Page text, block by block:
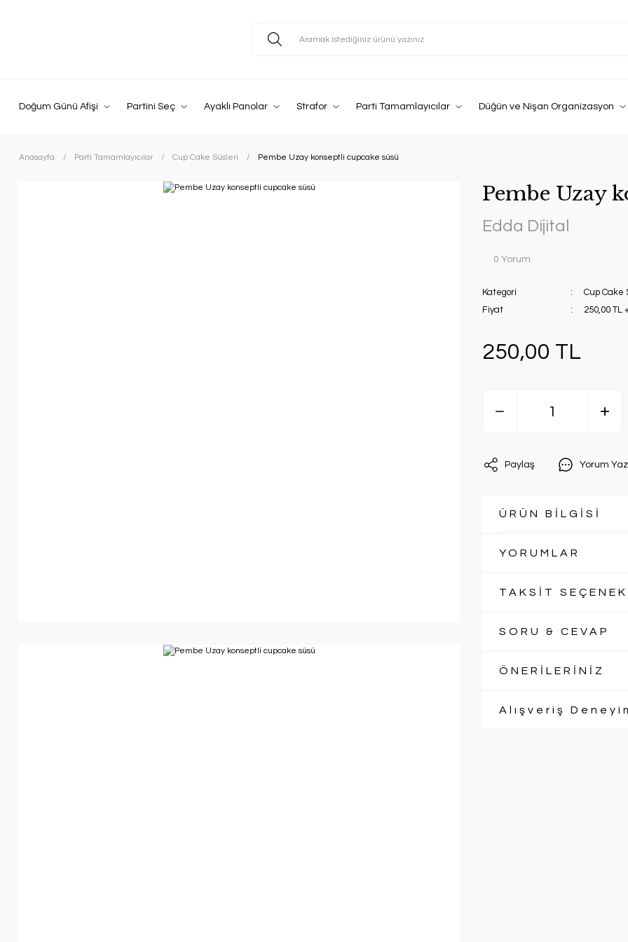
Doğum Günü Afişi Partini Seç Ayaklı Panolar Strafor Parti Tamamlayıcılar Düğün ve Nişan Organizasyon
Anasayfa Parti Tamamlayıcılar Cup Cake Süsleri Pembe Uzay konseptli cupcake süsü
Pembe Uzay
Edda Dijital
0 Yorum
Kategori
Cup Cake
Fiyat
250,00 TL
250,00 TL
Paylaş Yorum Yaz
ÜRÜN BİLGİSİ
YORUMLAR
TAKSİT
SORU & CEVAP
ÖNERİLERİNİZ
Alışveriş